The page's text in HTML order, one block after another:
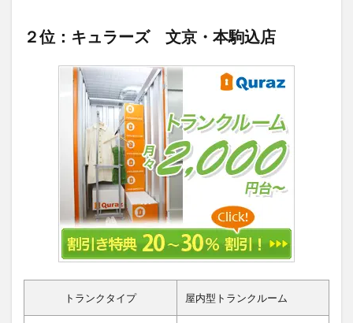
２位：キュラーズ 文京・本駒込店
トランクタイプ 屋内型トランクルーム